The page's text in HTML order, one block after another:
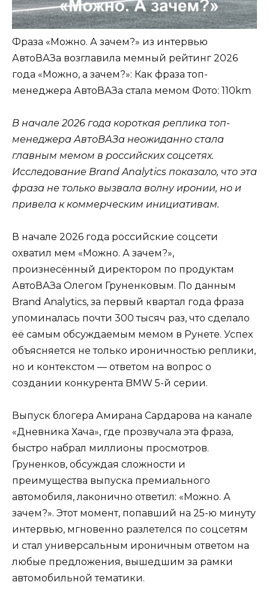
Фраза «Можно. А зачем?» из интервью
АвтоВАЗа возглавила мемный рейтинг 2026
года «Можно, а зачем?»: Как фраза топ-
менеджера АвтоВАЗа стала мемом Фото: 110km
В начале 2026 года короткая реплика топ-
менеджера АвтоВАЗа неожиданно стала
главным мемом в российских соцсетях.
Исследование Brand Analytics показало, что эта
фраза не только вызвала волну иронии, но и
привела к коммерческим инициативам.
В начале 2026 года российские соцсети
охватил мем «Можно. А зачем?»,
произнесённый директором по продуктам
АвтоВАЗа Олегом Груненковым. По данным
Brand Analytics, за первый квартал года фраза
упоминалась почти 300 тысяч раз, что сделало
её самым обсуждаемым мемом в Рунете. Успех
объясняется не только ироничностью реплики,
но и контекстом — ответом на вопрос о
создании конкурента BMW 5-й серии.
Выпуск блогера Амирана Сардарова на канале
«Дневника Хача», где прозвучала эта фраза,
быстро набрал миллионы просмотров.
Груненков, обсуждая сложности и
преимущества выпуска премиального
автомобиля, лаконично ответил: «Можно. А
зачем?». Этот момент, попавший на 25-ю минуту
интервью, мгновенно разлетелся по соцсетям
и стал универсальным ироничным ответом на
любые предложения, вышедшим за рамки
автомобильной тематики.